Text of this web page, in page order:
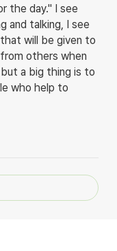
the day." I see
and talking, I see
will be given to
others when
but a big thing is to
who help to